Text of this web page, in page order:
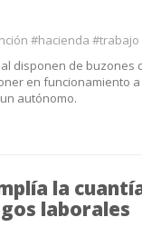
#hacienda
disponen de buzones
en funcionamiento
autónomo.
la
laborales